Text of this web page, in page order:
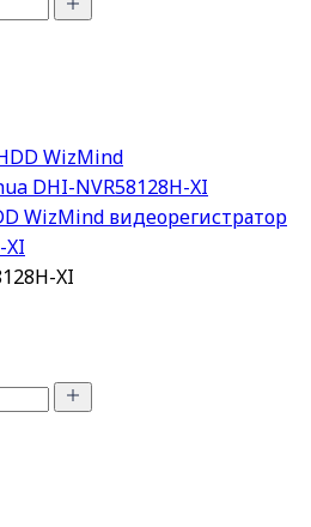
WizMind видеорегистратор
XI
XI